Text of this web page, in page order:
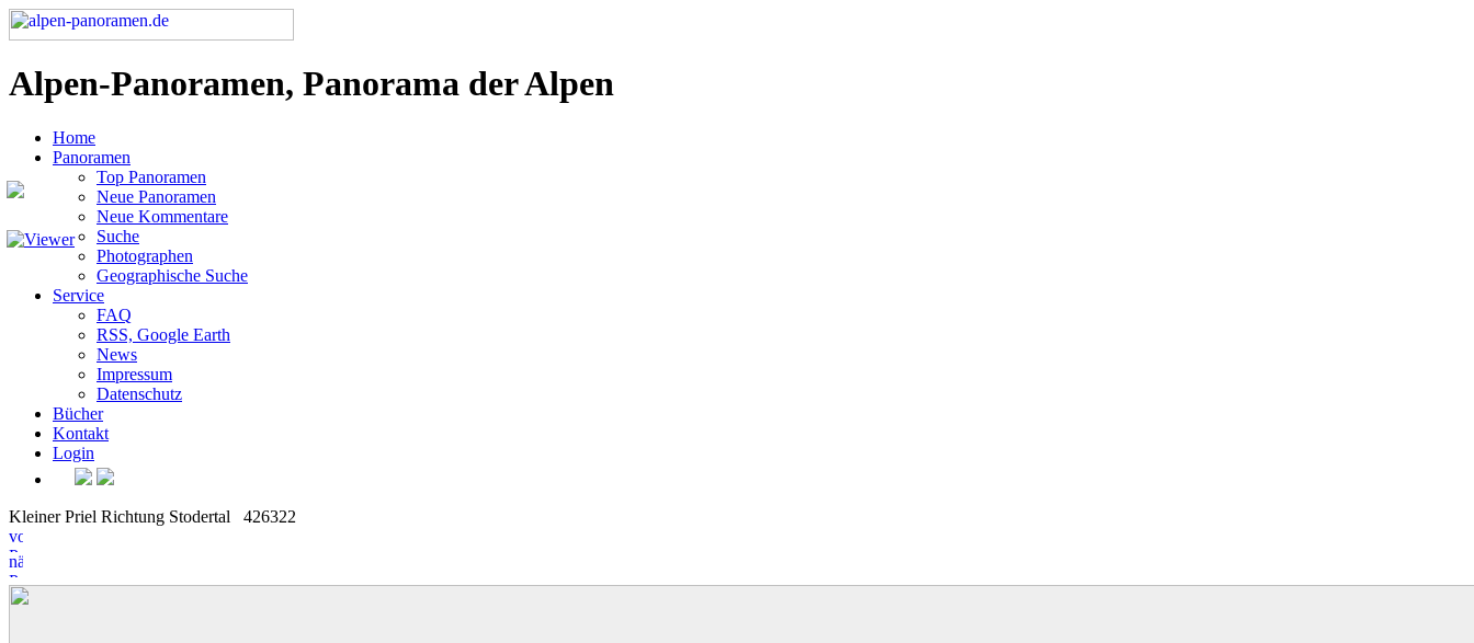
Alpen-Panoramen, Panorama der Alpen
Home
Panoramen
Top Panoramen
Neue Panoramen
Neue Kommentare
Suche
Photographen
Geographische Suche
Service
FAQ
RSS, Google Earth
News
Impressum
Datenschutz
Bücher
Kontakt
Login
Kleiner Priel Richtung Stodertal 426322